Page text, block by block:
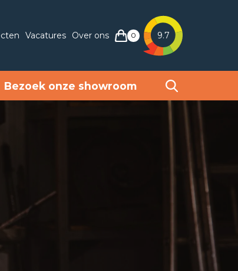
Vacatures Over ons 0 9.7
Bezoek onze showroom